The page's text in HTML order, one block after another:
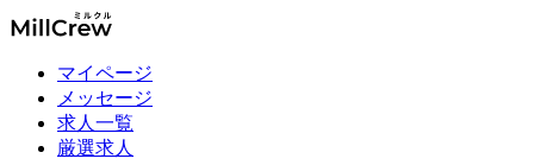
マイページ
メッセージ
求人一覧
厳選求人